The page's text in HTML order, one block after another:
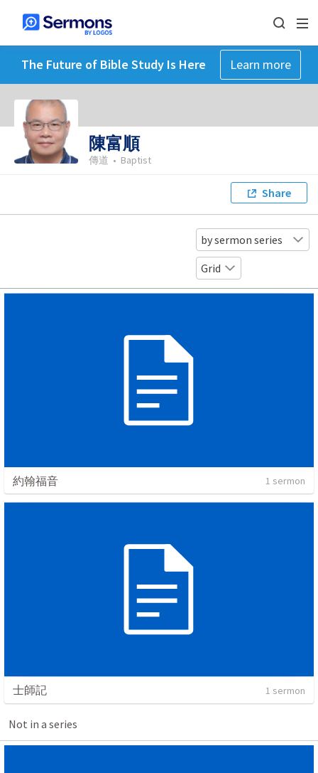
The Future of Bible Study Is Here Learn more
陳富順
傳道 • Baptist
Share
by sermon series
Grid
約翰福音 1 sermon
士師記 1 sermon
Not in a series